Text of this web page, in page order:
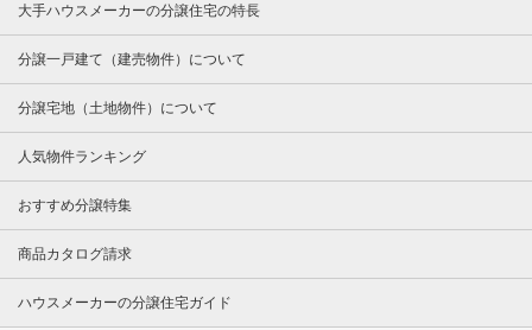
大手ハウスメーカーの分譲住宅の特長
分譲一戸建て（建売物件）について
分譲宅地（土地物件）について
人気物件ランキング
おすすめ分譲特集
商品カタログ請求
ハウスメーカーの分譲住宅ガイド